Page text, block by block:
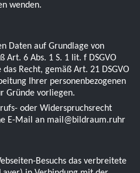
wenden.
Daten auf Grundlage von
Art. 6 Abs. 1 S. 1 lit. f DSGVO
Recht, gemäß Art. 21 DSGVO
Ihrer personenbezogenen
Gründe vorliegen.
oder Widerspruchsrecht
E-Mail an mail@bildraum.ruhr
Besuchs das verbreitete